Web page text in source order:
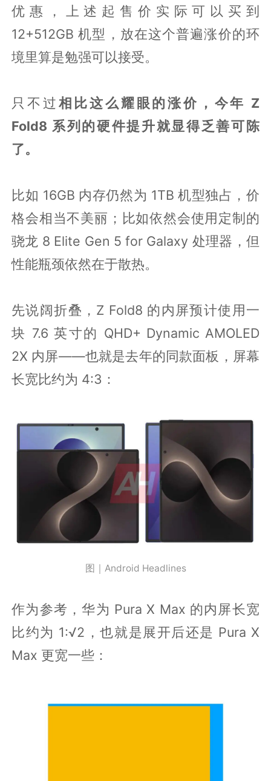
优惠，上述起售价实际可以买到
12+512GB 机型，放在这个普遍涨价的环
境里算是勉强可以接受。
只不过相比这么耀眼的涨价，今年 Z
Fold8 系列的硬件提升就显得乏善可陈
了。
比如 16GB 内存仍然为 1TB 机型独占，价
格会相当不美丽；比如依然会使用定制的
骁龙 8 Elite Gen 5 for Galaxy 处理器，但
性能瓶颈依然在于散热。
先说阔折叠，Z Fold8 的内屏预计使用一
块 7.6 英寸的 QHD+ Dynamic AMOLED
2X 内屏——也就是去年的同款面板，屏幕
长宽比约为 4:3：
图｜Android Headlines
作为参考，华为 Pura X Max 的内屏长宽
比约为 1:√2，也就是展开后还是 Pura X
Max 更宽一些：